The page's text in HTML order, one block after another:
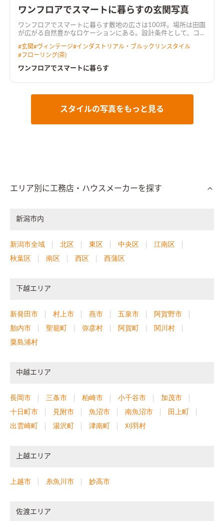
ワンフロアでスマートに暮らすの玄関写真
ワンフロアでスマートに暮らす敷地の広さは100坪。場所は田園
が広がる自然豊かなロケーションにある。設計条件として、コン
側に17帖のLDKを配置し、庭に繋がるウッドデッキを隣接させ
大開口を設けることで、十分な採光と通風を確保した。キッチン
にはパントリーを併設させ直接、洗濯室にアクセス出来るよう
に計画し利便性に配慮した。寝室には、十分な広さのウォーク
にした。建具の一部はアンティークのドアを使用し、古材で製
作したテレビボード、ダイニングテーブル、キッチンワゴンなど
オリジナルの家具も設置。また、チーク材のヘリンボーンを全
室の床材に採用することで、建物全体の統一感と交互に編み込む
#玄関#ヴィンテージ#インダストリアル・ブルックリンスタイル
#フローリング(茶)
ワンフロアでスマートに暮らす
スタイルの写真をもっと見る
エリア別に工務店・ハウスメーカーを探す
新潟市内
新潟市全域 北区 東区 中央区
江南区
秋葉区
南区 西区 西蒲区
下越エリア
新発田市 村上市 燕市 五泉市
阿賀野市
胎内市
聖籠町 弥彦村 阿賀町
関川村
粟島浦村
中越エリア
長岡市 三条市 柏崎市 小千谷市
加茂市
十日町市
見附市 魚沼市 南魚沼市
田上町
出雲崎町
湯沢町 津南町 刈羽村
上越エリア
上越市 糸魚川市 妙高市
佐渡エリア